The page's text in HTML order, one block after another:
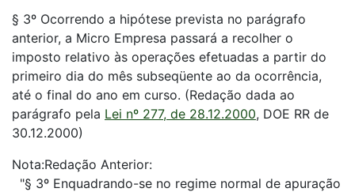
§ 3º Ocorrendo a hipótese prevista no parágrafo
anterior, a Micro Empresa passará a recolher o
imposto relativo às operações efetuadas a partir do
primeiro dia do mês subseqüente ao da ocorrência,
até o final do ano em curso. (Redação dada ao
parágrafo pela Lei nº 277, de 28.12.2000, DOE RR de
30.12.2000)
Nota:Redação Anterior:
"§ 3º Enquadrando-se no regime normal de apuração